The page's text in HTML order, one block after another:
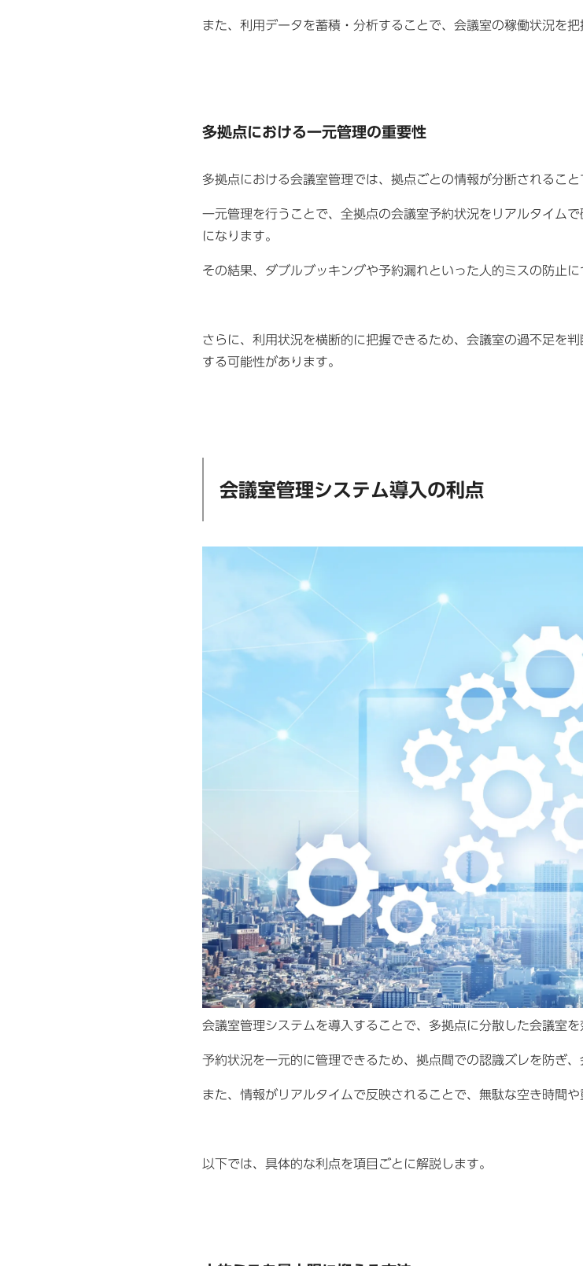
また、利用データを蓄積・分析することで、会議室の稼働状況を把
多拠点における一元管理の重要性
多拠点における会議室管理では、拠点ごとの情報が分断されるこ
一元管理を行うことで、全拠点の会議室予約状況をリアルタイム
になります。
その結果、ダブルブッキングや予約漏れといった人的ミスの防止に
さらに、利用状況を横断的に把握できるため、会議室の過不足を
する可能性があります。
会議室管理システム導入の利点
会議室管理システムを導入することで、多拠点に分散した会議室
予約状況を一元的に管理できるため、拠点間での認識ズレを防ぎ、
また、情報がリアルタイムで反映されることで、無駄な空き時間や
以下では、具体的な利点を項目ごとに解説します。